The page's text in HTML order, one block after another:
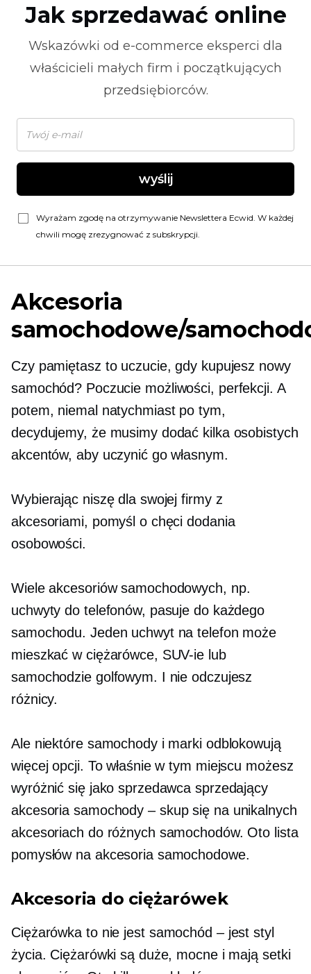
Jak sprzedawać online
Wskazówki od e-commerce eksperci dla
właścicieli małych firm i początkujących
przedsiębiorców.
wyślij
Wyrażam zgodę na otrzymywanie Newslettera Ecwid. W każdej
chwili mogę zrezygnować z subskrypcji.
Akcesoria
samochodowe/
Czy pamiętasz to uczucie, gdy kupujesz nowy
samochód? Poczucie możliwości, perfekcji. A
potem, niemal natychmiast po tym,
decydujemy, że musimy dodać kilka osobistych
akcentów, aby uczynić go własnym.
Wybierając niszę dla swojej firmy z
akcesoriami, pomyśl o chęci dodania
osobowości.
Wiele akcesoriów samochodowych, np.
uchwyty do telefonów, pasuje do każdego
samochodu. Jeden uchwyt na telefon może
mieszkać w ciężarówce, SUV-ie lub
samochodzie golfowym. I nie odczujesz
różnicy.
Ale niektóre samochody i marki odblokowują
więcej opcji. To właśnie w tym miejscu możesz
wyróżnić się jako sprzedawca sprzedający
akcesoriasamochody – skup się na unikalnych
akcesoriach do różnych samochodów. Oto lista
pomysłów na akcesoria samochodowe.
Akcesoria do ciężarówek
Ciężarówka to nie jest samochód – jest styl
życia. Ciężarówki są duże, mocne i mają setki